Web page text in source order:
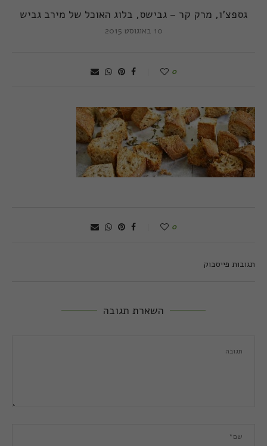
גספצ'ו, מרק קר – גבישס, בלוג האוכל של מירב גביש
10 באוגוסט 2015
0
0
תגובות פייסבוק
השארת תגובה